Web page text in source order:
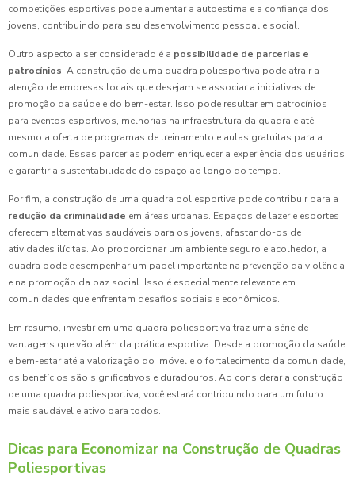
competições esportivas pode aumentar a autoestima e a confiança dos
jovens, contribuindo para seu desenvolvimento pessoal e social.
Outro aspecto a ser considerado é a possibilidade de parcerias e
patrocínios. A construção de uma quadra poliesportiva pode atrair a
atenção de empresas locais que desejam se associar a iniciativas de
promoção da saúde e do bem-estar. Isso pode resultar em patrocínios
para eventos esportivos, melhorias na infraestrutura da quadra e até
mesmo a oferta de programas de treinamento e aulas gratuitas para a
comunidade. Essas parcerias podem enriquecer a experiência dos usuários
e garantir a sustentabilidade do espaço ao longo do tempo.
Por fim, a construção de uma quadra poliesportiva pode contribuir para a
redução da criminalidade em áreas urbanas. Espaços de lazer e esportes
oferecem alternativas saudáveis para os jovens, afastando-os de
atividades ilícitas. Ao proporcionar um ambiente seguro e acolhedor, a
quadra pode desempenhar um papel importante na prevenção da violência
e na promoção da paz social. Isso é especialmente relevante em
comunidades que enfrentam desafios sociais e econômicos.
Em resumo, investir em uma quadra poliesportiva traz uma série de
vantagens que vão além da prática esportiva. Desde a promoção da saúde
e bem-estar até a valorização do imóvel e o fortalecimento da comunidade,
os benefícios são significativos e duradouros. Ao considerar a construção
de uma quadra poliesportiva, você estará contribuindo para um futuro
mais saudável e ativo para todos.
Dicas para Economizar na Construção de Quadras
Poliesportivas